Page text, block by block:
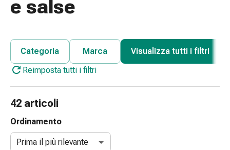
gola
raffreddore
Tosse
Inalatori
nasale
Fazzoletti
per
e salse
Categoria Marca
Visualizza tutti i filtri
Reimposta tutti i filtri
42 articoli
Ordinamento
Prima il più rilevante